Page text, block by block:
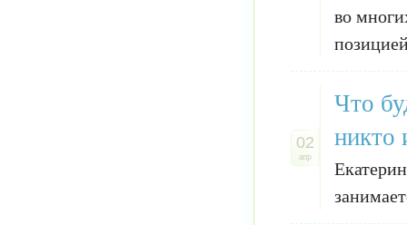
во
02
апр
Что
никто